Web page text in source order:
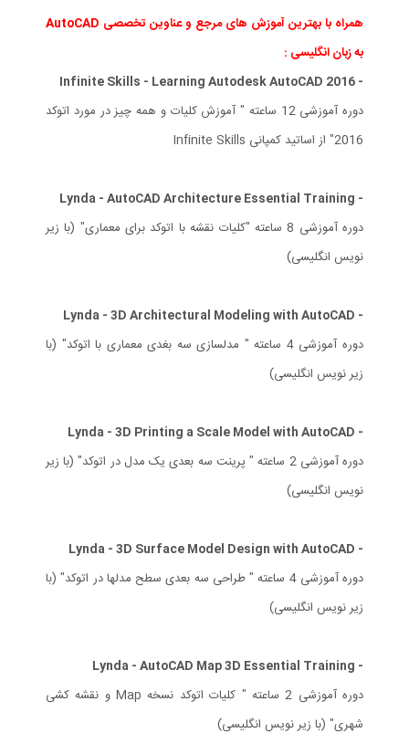
همراه با بهترین آموزش های مرجع و عناوین تخصصی AutoCAD
به زبان انگلیسی :
- Infinite Skills - Learning Autodesk AutoCAD 2016
دوره آموزشی 12 ساعته " آموزش کلیات و همه چیز در مورد اتوکد
2016" از اساتید کمپانی Infinite Skills
- Lynda - AutoCAD Architecture Essential Training
دوره آموزشی 8 ساعته "کلیات نقشه با اتوکد برای معماری" (با زیر
نویس انگلیسی)
- Lynda - 3D Architectural Modeling with AutoCAD
دوره آموزشی 4 ساعته " مدلسازی سه بغدی معماری با اتوکد" (با
زیر نویس انگلیسی)
- Lynda - 3D Printing a Scale Model with AutoCAD
دوره آموزشی 2 ساعته " پرینت سه بعدی یک مدل در اتوکد" (با زیر
نویس انگلیسی)
- Lynda - 3D Surface Model Design with AutoCAD
دوره آموزشی 4 ساعته " طراحی سه بعدی سطح مدلها در اتوکد" (با
زیر نویس انگلیسی)
- Lynda - AutoCAD Map 3D Essential Training
دوره آموزشی 2 ساعته " کلیات اتوکد نسخه Map و نقشه کشی
شهری" (با زیر نویس انگلیسی)